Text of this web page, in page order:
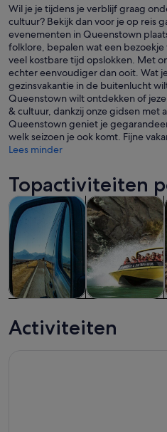
Wil je je tijdens je verblijf graag
cultuur? Bekijk dan voor je op reis
evenementen in Queenstown
folklore, bepalen wat een
veel kostbare tijd opslokken. Met
echter eenvoudiger dan ooit. Wat
gezinsvakantie in de buitenlucht
Queenstown wilt ontdekken of
& cultuur, dankzij onze gidsen met
Queenstown geniet je
welk seizoen je ook komt. Fijne
Lees minder
Topactiviteiten
daguitstapjes
Tours & daguitstapjesOpent
& uitgaan
Eten, drinken
Activiteiten